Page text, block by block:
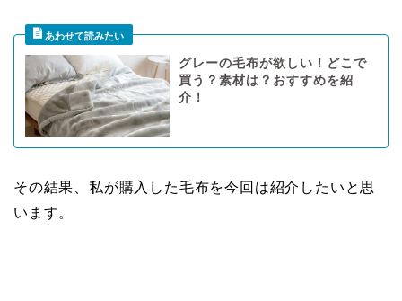
グレーの毛布が欲しい！どこで
買う？素材は？おすすめを紹
介！
その結果、私が購入した毛布を今回は紹介したいと思
います。